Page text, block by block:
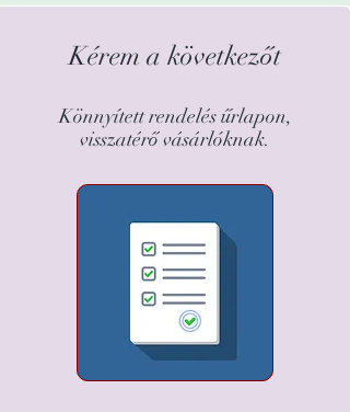
Kérem a következőt
Könnyített rendelés űrlapon,
visszatérő vásárlóknak.